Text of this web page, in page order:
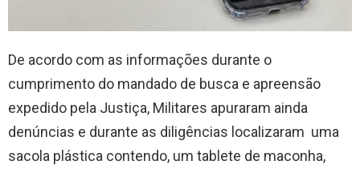
De acordo com as informações durante o
cumprimento do mandado de busca e apreensão
expedido pela Justiça, Militares apuraram ainda
denúncias e durante as diligências localizaram uma
sacola plástica contendo, um tablete de maconha,